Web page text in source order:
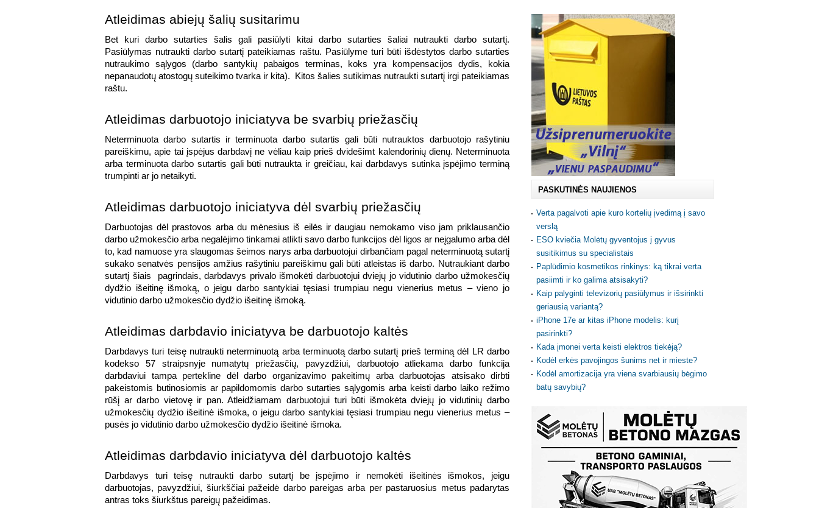
Atleidimas abiejų šalių susitarimu
Bet kuri darbo sutarties šalis gali pasiūlyti kitai darbo sutarties šaliai nutraukti darbo sutartį.
Pasiūlymas nutraukti darbo sutartį pateikiamas raštu. Pasiūlyme turi būti išdėstytos darbo sutarties
nutraukimo sąlygos (darbo santykių pabaigos terminas, koks yra kompensacijos dydis, kokia
nepanaudotų atostogų suteikimo tvarka ir kita).  Kitos šalies sutikimas nutraukti sutartį irgi pateikiamas
raštu.
Atleidimas darbuotojo iniciatyva be svarbių priežasčių
Neterminuota darbo sutartis ir terminuota darbo sutartis gali būti nutrauktos darbuotojo rašytiniu
pareiškimu, apie tai įspėjus darbdavį ne vėliau kaip prieš dvidešimt kalendorinių dienų. Neterminuota
arba terminuota darbo sutartis gali būti nutraukta ir greičiau, kai darbdavys sutinka įspėjimo terminą
trumpinti ar jo netaikyti.
Atleidimas darbuotojo iniciatyva dėl svarbių priežasčių
Darbuotojas dėl prastovos arba du mėnesius iš eilės ir daugiau nemokamo viso jam priklausančio
darbo užmokesčio arba negalėjimo tinkamai atlikti savo darbo funkcijos dėl ligos ar neįgalumo arba dėl
to, kad namuose yra slaugomas šeimos narys arba darbuotojui dirbančiam pagal neterminuotą sutartį
sukako senatvės pensijos amžius rašytiniu pareiškimu gali būti atleistas iš darbo. Nutraukiant darbo
sutartį šiais  pagrindais, darbdavys privalo išmokėti darbuotojui dviejų jo vidutinio darbo užmokesčių
dydžio išeitinę išmoką, o jeigu darbo santykiai tęsiasi trumpiau negu vienerius metus – vieno jo
vidutinio darbo užmokesčio dydžio išeitinę išmoką.
Atleidimas darbdavio iniciatyva be darbuotojo kaltės
Darbdavys turi teisę nutraukti neterminuotą arba terminuotą darbo sutartį prieš terminą dėl LR darbo
kodekso 57 straipsnyje numatytų priežasčių, pavyzdžiui, darbuotojo atliekama darbo funkcija
darbdaviui tampa pertekline dėl darbo organizavimo pakeitimų arba darbuotojas atsisako dirbti
pakeistomis butinosiomis ar papildomomis darbo sutarties sąlygomis arba keisti darbo laiko režimo
rūšį ar darbo vietovę ir pan. Atleidžiamam darbuotojui turi būti išmokėta dviejų jo vidutinių darbo
užmokesčių dydžio išeitinė išmoka, o jeigu darbo santykiai tęsiasi trumpiau negu vienerius metus –
pusės jo vidutinio darbo užmokesčio dydžio išeitinė išmoka.
Atleidimas darbdavio iniciatyva dėl darbuotojo kaltės
Darbdavys turi teisę nutraukti darbo sutartį be įspėjimo ir nemokėti išeitinės išmokos, jeigu
darbuotojas, pavyzdžiui, šiurkščiai pažeidė darbo pareigas arba per pastaruosius metus padarytas
antras toks šiurkštus pareigų pažeidimas.
PASKUTINĖS NAUJIENOS
Verta pagalvoti apie kuro kortelių įvedimą į savo
verslą
ESO kviečia Molėtų gyventojus į gyvus
susitikimus su specialistais
Paplūdimio kosmetikos rinkinys: ką tikrai verta
pasiimti ir ko galima atsisakyti?
Kaip palyginti televizorių pasiūlymus ir išsirinkti
geriausią variantą?
iPhone 17e ar kitas iPhone modelis: kurį
pasirinkti?
Kada įmonei verta keisti elektros tiekėją?
Kodėl erkės pavojingos šunims net ir mieste?
Kodėl amortizacija yra viena svarbiausių bėgimo
batų savybių?